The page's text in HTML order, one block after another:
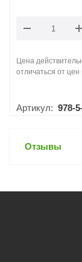
Цена
отличаться от
Артикул: 978-
Отзывы